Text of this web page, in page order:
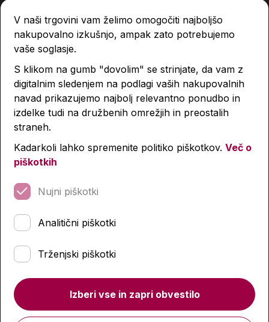
Tina in medvedja moč
18,95 €
Izdelka trenutno ni na zalogi.
Podobni izdelki
V naši trgovini vam želimo omogočiti najboljšo
nakupovalno izkušnjo, ampak zato potrebujemo
vaše soglasje.
S klikom na gumb "dovolim" se strinjate, da vam z
digitalnim sledenjem na podlagi vaših nakupovalnih
navad prikazujemo najbolj relevantno ponudbo in
izdelke tudi na družbenih omrežjih in preostalih
straneh.
Kadarkoli lahko spremenite politiko piškotkov. Več o
piškotkih
Nujni piškotki
Analitični piškotki
Trženjski piškotki
Izberi vse in zapri obvestilo